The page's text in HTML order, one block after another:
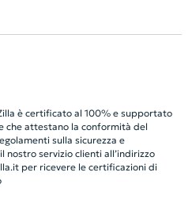
è certificato al 100% e supportato
che attestano la conformità del
sulla sicurezza e
nostro servizio clienti all’indirizzo
per ricevere le certificazioni di